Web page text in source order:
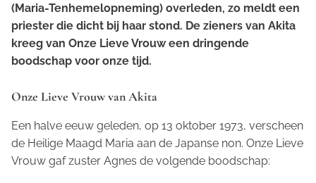
(Maria-Tenhemelopneming) overleden, zo meldt een
priester die dicht bij haar stond. De zieners van Akita
kreeg van Onze Lieve Vrouw een dringende
boodschap voor onze tijd.
Onze Lieve Vrouw van Akita
Een halve eeuw geleden, op 13 oktober 1973, verscheen
de Heilige Maagd Maria aan de Japanse non. Onze Lieve
Vrouw gaf zuster Agnes de volgende boodschap: